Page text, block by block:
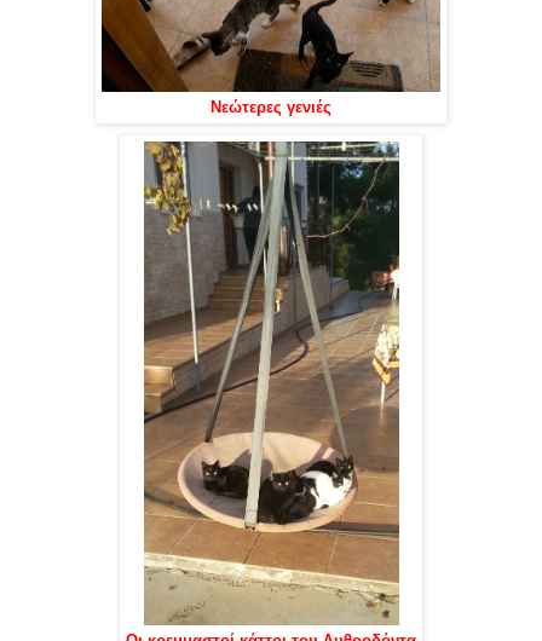
Νεώτερες γενιές